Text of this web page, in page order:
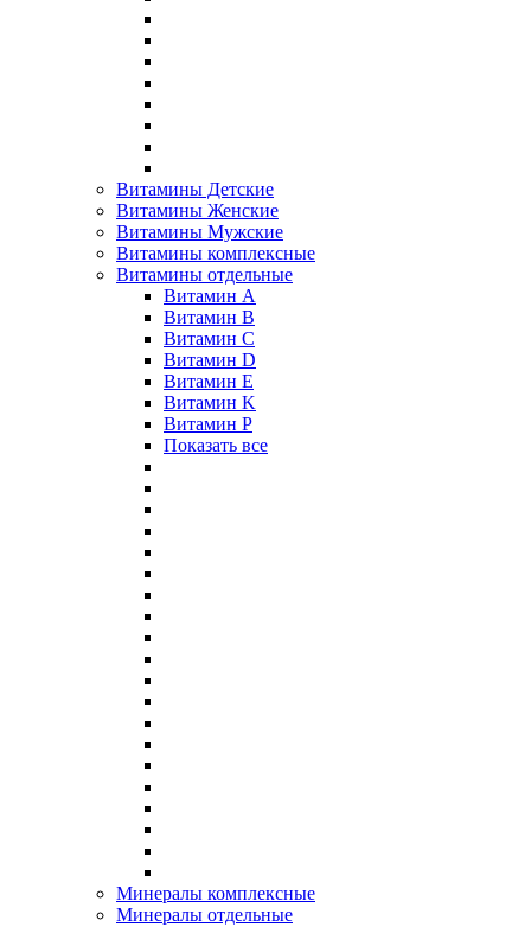
Витамины Детские
Витамины Женские
Витамины Мужские
Витамины комплексные
Витамины отдельные
Витамин A
Витамин B
Витамин C
Витамин D
Витамин E
Витамин K
Витамин P
Показать все
Минералы комплексные
Минералы отдельные